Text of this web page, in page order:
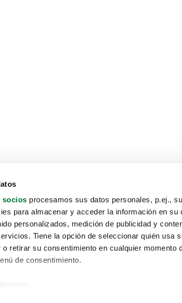
socios procesamos sus datos personales, p.ej.,
para almacenar y acceder la información en su
personalizados, medición de publicidad y
Tiene la opción de seleccionar quién usa
retirar su consentimiento en cualquier momento
de consentimiento.